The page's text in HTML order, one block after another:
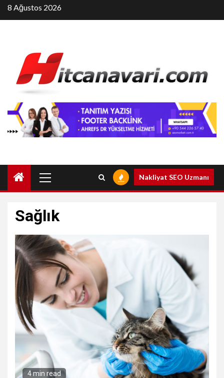
Skip
to
8 Ağustos 2026
Menu
Nakliyat SEO Uzmanı
Sağlık
4 min read